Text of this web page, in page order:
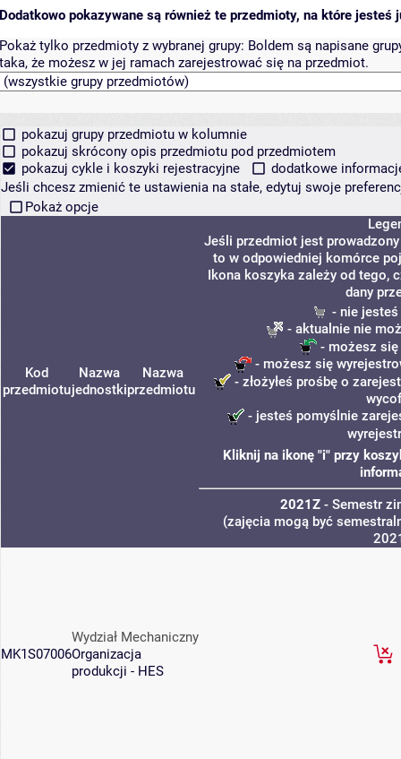
Dodatkowo pokazywane są również te przedmioty, na które jesteś
Pokaż tylko przedmioty z wybranej grupy: Boldem są napisane
taka, że możesz w jej ramach zarejestrować się na przedmiot.
pokazuj grupy przedmiotu w kolumnie
pokazuj skrócony opis przedmiotu pod przedmiotem
pokazuj cykle i koszyki rejestracyjne
dodatkowe
Jeśli chcesz zmienić te ustawienia na stałe, edytuj swoje
Pokaż opcje
Kod
przedmiotu
Nazwa
jednostki
Nazwa
przedmiotu
Jeśli przedmiot jest
to w odpowiedniej komórce
Ikona koszyka zależy od tego,
dany
- nie
- aktualnie nie
- możesz się
- możesz się
- złożyłeś prośbę o
- jesteś pomyślnie
Kliknij na ikonę "i" przy
2021Z - Semestr
(zajęcia mogą być
MK1S07006
Wydział Mechaniczny
Organizacja
produkcji - HES